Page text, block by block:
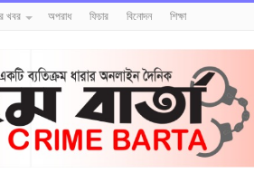
খবর অপরাধ ফিচার বিনোদন শিক্ষা